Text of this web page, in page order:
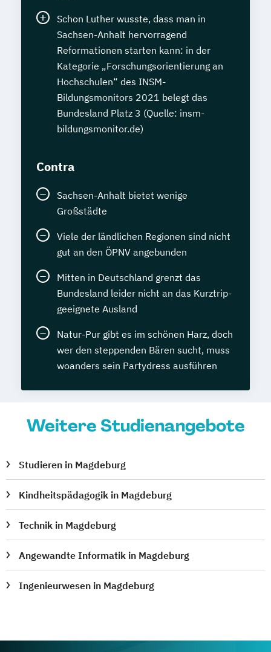
Schon Luther wusste, dass man in
Sachsen-Anhalt hervorragend
Reformationen starten kann: in der
Kategorie „Forschungsorientierung an
Hochschulen“ des INSM-
Bildungsmonitors 2021 belegt das
Bundesland Platz 3 (Quelle: insm-
bildungsmonitor.de)
Contra
Sachsen-Anhalt bietet wenige
Großstädte
Viele der ländlichen Regionen sind nicht
gut an den ÖPNV angebunden
Mitten in Deutschland grenzt das
Bundesland leider nicht an das Kurztrip-
geeignete Ausland
Natur-Pur gibt es im schönen Harz, doch
wer den steppenden Bären sucht, muss
woanders sein Partydress ausführen
Weitere Studienangebote
Studieren in Magdeburg
Kindheitspädagogik in Magdeburg
Technik in Magdeburg
Angewandte Informatik in Magdeburg
Ingenieurwesen in Magdeburg